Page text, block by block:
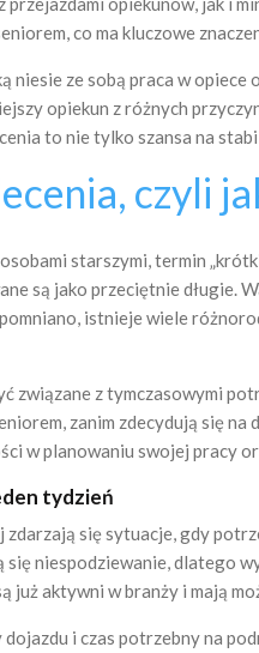
co ma kluczowe
niesie ze sobą praca w
opiekun z różnych
to nie tylko szansa na
czyli
starszymi, termin
są jako przeciętnie długie.
istnieje wiele
związane z tymczasowymi
zanim zdecydują się
w planowaniu swojej pracy
tydzień
zdarzają się sytuacje, gdy
niespodziewanie, dlatego
już aktywni w branży i mają
i czas potrzebny na